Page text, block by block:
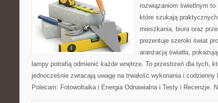
rozwiązaniom świetlnym
które szukają
mieszkania, biura oraz
prezentuje szeroki świat
aranżacją światła,
lampy potrafią odmienić każde wnętrze. To przestrzeń dla tych,
jednocześnie zwracają uwagę na trwałość wykonania i
Polecam: Fotowoltaika i Energia Odnawialna i Testy i Recenzje.